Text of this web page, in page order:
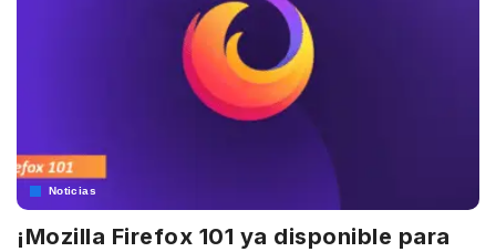
Noticias
¡Mozilla Firefox 101 ya disponible para